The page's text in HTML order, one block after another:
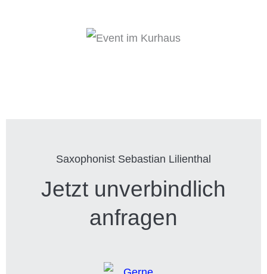
Saxophonist Sebastian Lilienthal
Jetzt unverbindlich
anfragen